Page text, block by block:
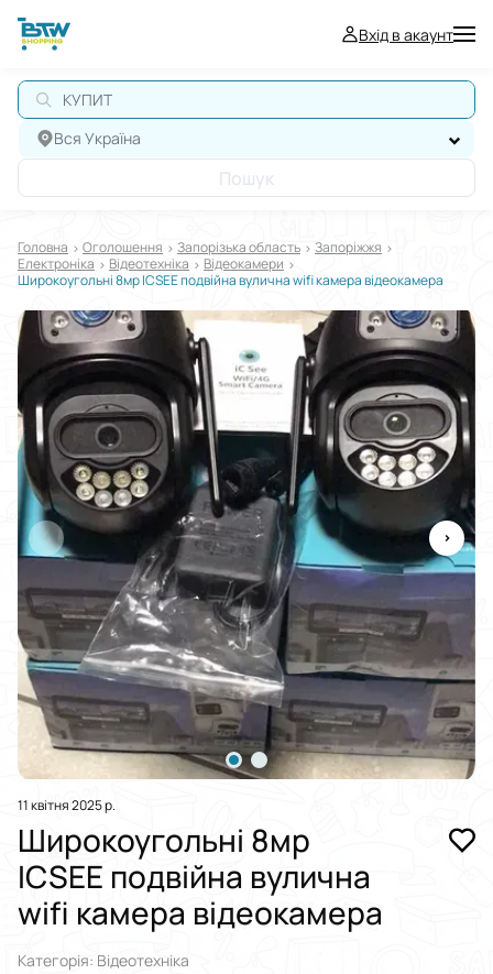
Вхід в акаунт
КУПИТИ
Вся Україна
Пошук
Головна Оголошення Запорізька область
Запоріжжя
Електроніка
Відеотехніка
Відеокамери
Широкоугольні 8мр ICSEE подвійна вулична wifi камера відеокамера
11 квітня 2025 р.
Широкоугольні 8мр
ICSEE подвійна вулична
wifi камера відеокамера
Категорія: Відеотехніка